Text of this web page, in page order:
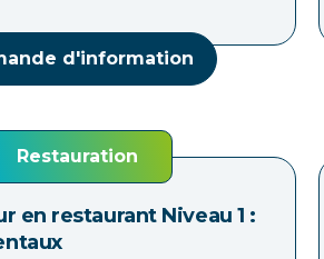
d'information
Restauration
en restaurant Niveau 1 :